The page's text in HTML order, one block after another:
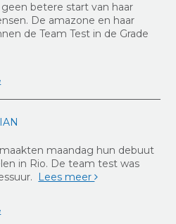
betere start van haar
De amazone en haar
de Team Test in de Grade
maandag hun debuut
in Rio. De team test was
Lees meer